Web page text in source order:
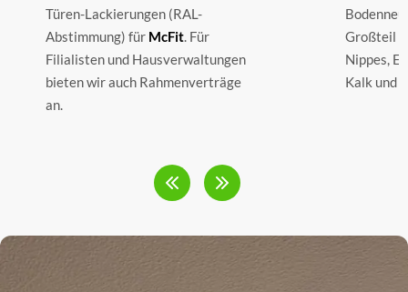
Türen-Lackierungen (RAL-
Abstimmung) für McFit. Für
Filialisten und Hausverwaltungen
bieten wir auch Rahmenverträge
an.
Großteil
Nippes,
Kalk und